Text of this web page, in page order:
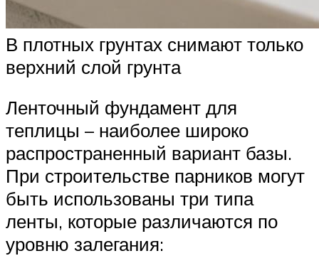
В плотных грунтах снимают только
верхний слой грунта
Ленточный фундамент для
теплицы – наиболее широко
распространенный вариант базы.
При строительстве парников могут
быть использованы три типа
ленты, которые различаются по
уровню залегания: